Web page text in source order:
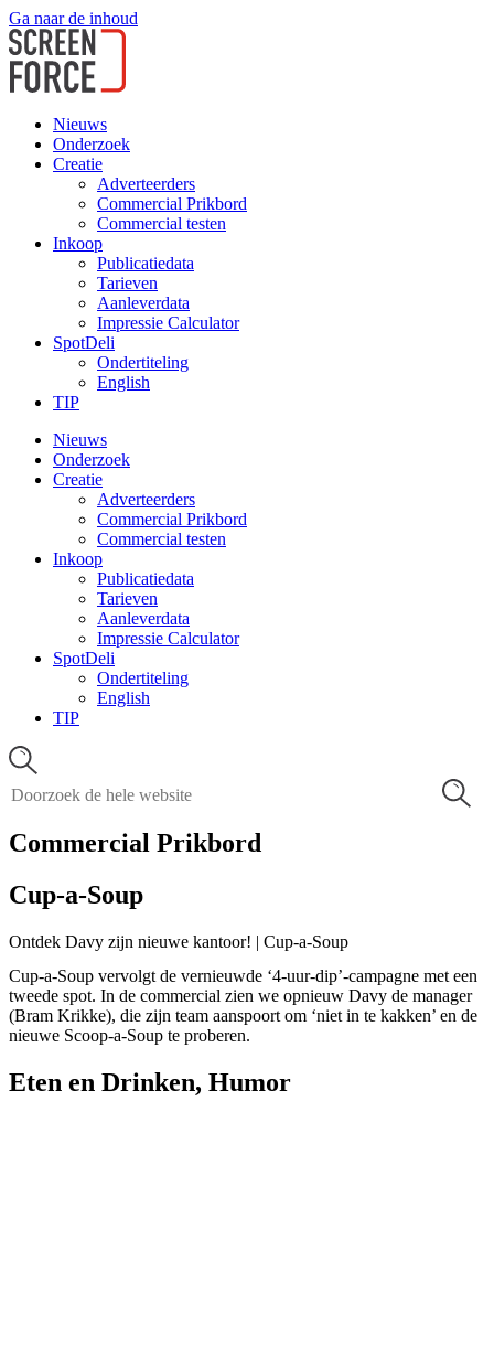
Ga naar de inhoud
Nieuws
Onderzoek
Creatie
Adverteerders
Commercial Prikbord
Commercial testen
Inkoop
Publicatiedata
Tarieven
Aanleverdata
Impressie Calculator
SpotDeli
Ondertiteling
English
TIP
Nieuws
Onderzoek
Creatie
Adverteerders
Commercial Prikbord
Commercial testen
Inkoop
Publicatiedata
Tarieven
Aanleverdata
Impressie Calculator
SpotDeli
Ondertiteling
English
TIP
Commercial Prikbord
Cup-a-Soup
Ontdek Davy zijn nieuwe kantoor! | Cup-a-Soup
Cup-a-Soup vervolgt de vernieuwde ‘4-uur-dip’-campagne met een
tweede spot. In de commercial zien we opnieuw Davy de manager
(Bram Krikke), die zijn team aanspoort om ‘niet in te kakken’ en de
nieuwe Scoop-a-Soup te proberen.
Eten en Drinken, Humor